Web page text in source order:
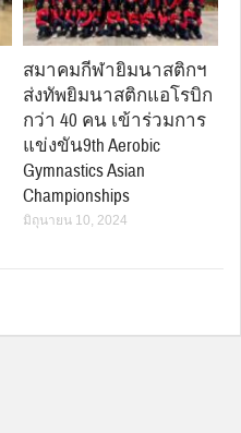
สมาคมกีฬายิมนาสติกฯ
ส่งทัพยิมนาสติกแอโรบิก
กว่า 40 คน เข้าร่วมการ
แข่งขัน9th Aerobic
Gymnastics Asian
Championships
มิถุนายน 10, 2024